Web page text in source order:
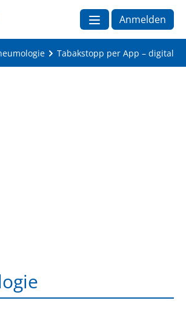
Anmelden
Tabakstopp per App – digitale